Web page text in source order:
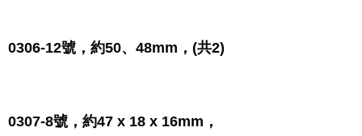
0306-12號，約50、48mm，(共2)
0307-8號，約47 x 18 x 16mm，